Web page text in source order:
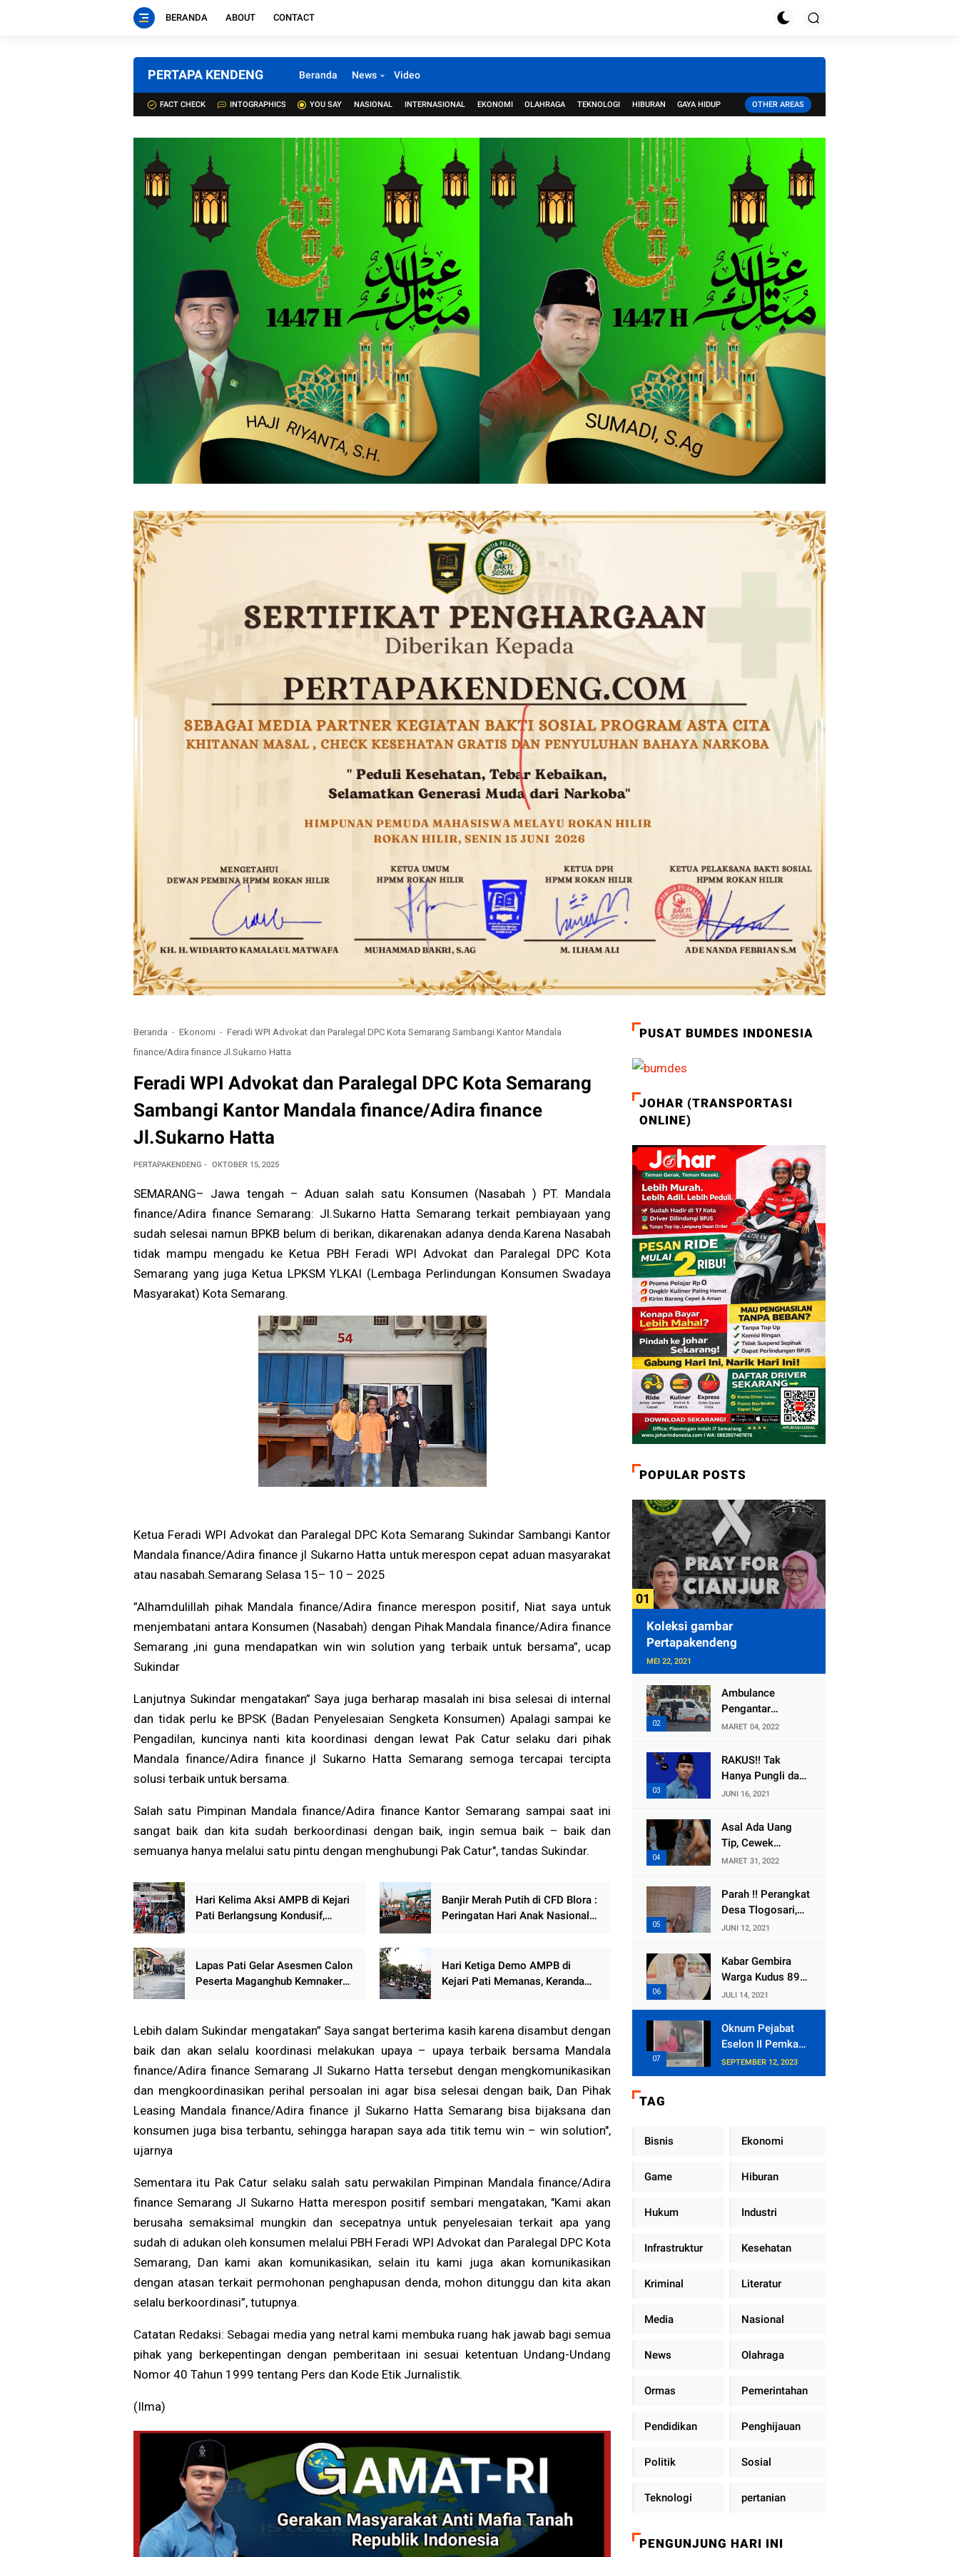
BERANDA ABOUT CONTACT
PERTAPA KENDENG Beranda News Video
FACT CHECK INTOGRAPHICS YOU SAY NASIONAL INTERNASIONAL EKONOMI OLAHRAGA TEKNOLOGI HIBURAN GAYA HIDUP OTHER AREAS
Beranda Ekonomi
Feradi WPI Advokat dan Paralegal DPC Kota Semarang Sambangi Kantor Mandala
finance/Adira finance Jl.Sukarno Hatta
Feradi WPI Advokat dan Paralegal DPC Kota Semarang
Sambangi Kantor Mandala finance/Adira finance
Jl.Sukarno Hatta
PERTAPAKENDENG OKTOBER 15, 2025
SEMARANG– Jawa tengah – Aduan salah satu Konsumen (Nasabah ) PT. Mandala
finance/Adira finance Semarang: Jl.Sukarno Hatta Semarang terkait pembiayaan yang
sudah selesai namun BPKB belum di berikan, dikarenakan adanya denda.Karena Nasabah
tidak mampu mengadu ke Ketua PBH Feradi WPI Advokat dan Paralegal DPC Kota
Semarang yang juga Ketua LPKSM YLKAI (Lembaga Perlindungan Konsumen Swadaya
Masyarakat) Kota Semarang.
Ketua Feradi WPI Advokat dan Paralegal DPC Kota Semarang Sukindar Sambangi Kantor
Mandala finance/Adira finance jl Sukarno Hatta untuk merespon cepat aduan masyarakat
atau nasabah.Semarang Selasa 15– 10 – 2025
”Alhamdulillah pihak Mandala finance/Adira finance merespon positif, Niat saya untuk
menjembatani antara Konsumen (Nasabah) dengan Pihak Mandala finance/Adira finance
Semarang ,ini guna mendapatkan win win solution yang terbaik untuk bersama”, ucap
Sukindar
Lanjutnya Sukindar mengatakan” Saya juga berharap masalah ini bisa selesai di internal
dan tidak perlu ke BPSK (Badan Penyelesaian Sengketa Konsumen) Apalagi sampai ke
Pengadilan, kuncinya nanti kita koordinasi dengan lewat Pak Catur selaku dari pihak
Mandala finance/Adira finance jl Sukarno Hatta Semarang semoga tercapai tercipta
solusi terbaik untuk bersama.
Salah satu Pimpinan Mandala finance/Adira finance Kantor Semarang sampai saat ini
sangat baik dan kita sudah berkoordinasi dengan baik, ingin semua baik – baik dan
semuanya hanya melalui satu pintu dengan menghubungi Pak Catur", tandas Sukindar.
Hari Kelima Aksi AMPB di Kejari
Pati Berlangsung Kondusif,
Banjir Merah Putih di CFD Blora :
Peringatan Hari Anak Nasional
Lapas Pati Gelar Asesmen Calon
Peserta Maganghub Kemnaker
Hari Ketiga Demo AMPB di
Kejari Pati Memanas, Keranda
Berlanjut
Lebih dalam Sukindar mengatakan” Saya sangat berterima kasih karena disambut dengan
baik dan akan selalu koordinasi melakukan upaya – upaya terbaik bersama Mandala
finance/Adira finance Semarang Jl Sukarno Hatta tersebut dengan mengkomunikasikan
dan mengkoordinasikan perihal persoalan ini agar bisa selesai dengan baik, Dan Pihak
Leasing Mandala finance/Adira finance jl Sukarno Hatta Semarang bisa bijaksana dan
konsumen juga bisa terbantu, sehingga harapan saya ada titik temu win – win solution",
ujarnya
Sementara itu Pak Catur selaku salah satu perwakilan Pimpinan Mandala finance/Adira
finance Semarang Jl Sukarno Hatta merespon positif sembari mengatakan, "Kami akan
berusaha semaksimal mungkin dan secepatnya untuk penyelesaian terkait apa yang
sudah di adukan oleh konsumen melalui PBH Feradi WPI Advokat dan Paralegal DPC Kota
Semarang, Dan kami akan komunikasikan, selain itu kami juga akan komunikasikan
dengan atasan terkait permohonan penghapusan denda, mohon ditunggu dan kita akan
selalu berkoordinasi”, tutupnya.
Catatan Redaksi: Sebagai media yang netral kami membuka ruang hak jawab bagi semua
pihak yang berkepentingan dengan pemberitaan ini sesuai ketentuan Undang-Undang
Nomor 40 Tahun 1999 tentang Pers dan Kode Etik Jurnalistik.
(Ilma)
PUSAT BUMDES INDONESIA
JOHAR (TRANSPORTASI
ONLINE)
POPULAR POSTS
Koleksi gambar
Pertapakendeng
MEI 22, 2021
Ambulance
Pengantar
Jenazah Kepala
Mengalami
Kecelakaan
MARET 04, 2022
RAKUS!! Tak
Hanya Pungli dan
Dana Bedah
Diembat, ,
Perangkat Desa
Selewengkan
Bantuan Mushola
JUNI 16, 2021
Asal Ada Uang
Tip, Cewek
Pemandu Karaoke
Bersedia Bugil
MARET 31, 2022
Parah !! Perangkat
Desa Tlogosari,
Kecamatan
Embat Dana Bedah
Rumah dari
JUNI 12, 2021
Kabar Gembira
Warga Kudus 89
Persen RT di
Kudus Zona Hijau
JULI 14, 2021
Oknum Pejabat
Eselon II Pemkab
Lampung Utara
Asik Ngobrol
Dinas
SEPTEMBER 12, 2023
TAG
Bisnis Ekonomi
Game Hiburan
Hukum Industri
Infrastruktur Kesehatan
Kriminal Literatur
Media Nasional
News Olahraga
Ormas Pemerintahan
Pendidikan Penghijauan
Politik Sosial
Teknologi pertanian
PENGUNJUNG HARI INI